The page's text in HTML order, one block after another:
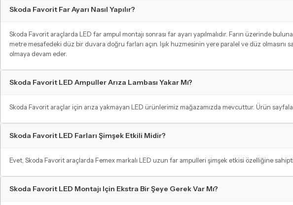
Skoda Favorit Far Ayarı Nasıl Yapılır?
Skoda Favorit araçlarda LED far ampul montajı sonrası far ayarı yapılmalıdır. Farın üzerinde
metre mesafedeki düz bir duvara doğru farları açın. Işık huzmesinin yere paralel ve düz
olmaya devam eder.
Skoda Favorit LED Ampuller Arıza Lambası Yakar Mı?
Skoda Favorit araçlar için arıza yakmayan LED ürünlerimiz mağazamızda mevcuttur. Ürün
Skoda Favorit LED Farları Şimşek Etkili Midir?
Evet, Skoda Favorit araçlarda Femex markalı LED uzun far ampulleri şimşek etkisi özelliğine
Skoda Favorit LED Montajı Için Ekstra Bir Şeye Gerek Var Mı?